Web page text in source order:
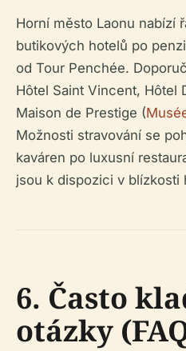
Horní město Laonu nabízí
butikových hotelů po
od Tour Penchée.
Hôtel Saint Vincent, Hôtel
Maison de Prestige (
Možnosti stravování se
kaváren po luxusní
jsou k dispozici v blízkosti
6. Často
otázky